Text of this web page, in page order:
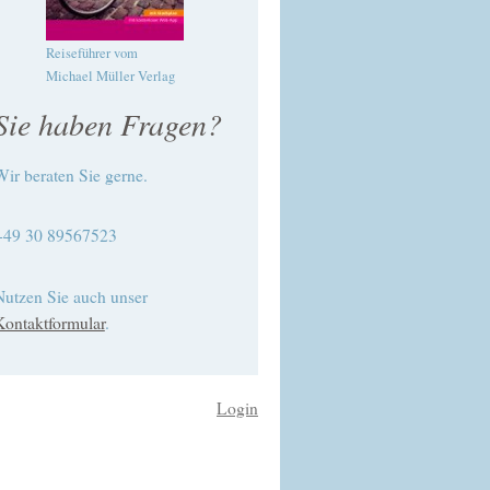
Reiseführer vom
Michael Müller Verlag
haben Fragen?
beraten Sie gerne.
30 89567523
Sie auch unser
.
Login